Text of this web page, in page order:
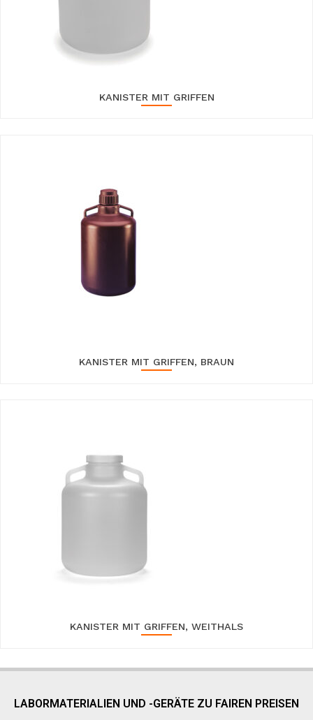
KANISTER MIT GRIFFEN
KANISTER MIT GRIFFEN, BRAUN
KANISTER MIT GRIFFEN, WEITHALS
LABORMATERIALIEN UND -GERÄTE ZU FAIREN PREISEN